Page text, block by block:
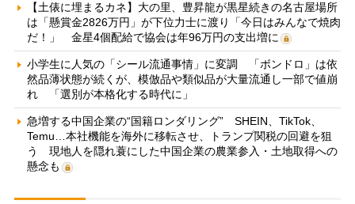
【土俵に埋まるカネ】大の里、豊昇龍が黒星続きの名古屋場所
は「懸賞金2826万円」が下位力士に渡り「今日はみんなで焼肉
だ！」 金星4個配給で協会は年96万円の支出増に
小学生に人気の「シール流通事情」に変調 「ボンドロ」は依
然品薄状態が続くが、模倣品や類似品が大量流通し一部で値崩
れ 「選別が本格化する時代に」
急増する中国企業の“国籍ロンダリング” SHEIN、TikTok、
Temu…本社機能を海外に移転させ、トランプ関税の回避を狙
う 現地人を隠れ蓑にした中国企業の農業参入・土地取得への
懸念も